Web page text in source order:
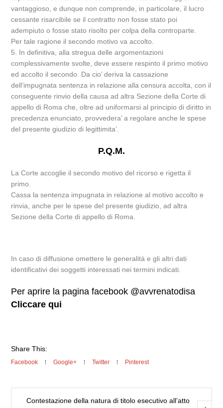
vantaggioso, e dunque non comprende, in particolare, il lucro
cessante risarcibile se il contratto non fosse stato poi
adempiuto o fosse stato risolto per colpa della controparte.
Per tale ragione il secondo motivo va accolto.
5. In definitiva, alla stregua delle argomentazioni
complessivamente svolte, deve essere respinto il primo motivo
ed accolto il secondo. Da cio’ deriva la cassazione
dell’impugnata sentenza in relazione alla censura accolta, con il
conseguente rinvio della causa ad altra Sezione della Corte di
appello di Roma che, oltre ad uniformarsi al principio di diritto in
precedenza enunciato, provvedera’ a regolare anche le spese
del presente giudizio di legittimita’.
P.Q.M.
La Corte accoglie il secondo motivo del ricorso e rigetta il
primo.
Cassa la sentenza impugnata in relazione al motivo accolto e
rinvia, anche per le spese del presente giudizio, ad altra
Sezione della Corte di appello di Roma.
In caso di diffusione omettere le generalità e gli altri dati
identificativi dei soggetti interessati nei termini indicati.
Per aprire la pagina facebook @avvrenatodisa
Cliccare qui
Share This:
Facebook Google+ Twitter Pinterest
Contestazione della natura di titolo esecutivo all’atto